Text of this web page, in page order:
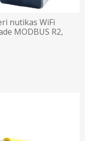
nutikas WiFi
MODBUS R2,